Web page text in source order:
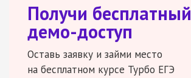
Получи бесплатный
демо-доступ
Оставь заявку и займи место
на бесплатном курсе Турбо ЕГЭ